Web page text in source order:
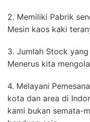
2. Memiliki Pabrik
Mesin kaos kaki
3. Jumlah Stock
Menerus kita
4. Melayani
kota dan area di
kami bukan semata-